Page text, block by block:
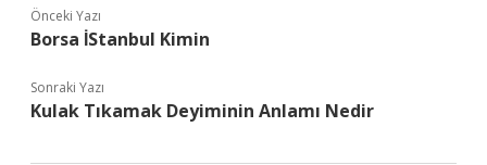
Önceki Yazı
Borsa İStanbul Kimin
Sonraki Yazı
Kulak Tıkamak Deyiminin Anlamı Nedir